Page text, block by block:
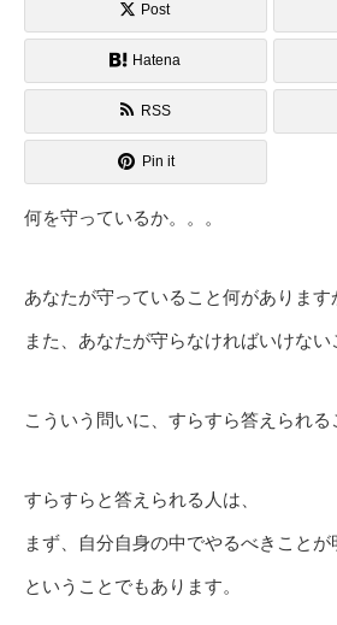
Post
Hatena
RSS
Pin it
何を守っているか。。。
あなたが守っていること何があります
また、あなたが守らなければいけない
こういう問いに、すらすら答えられる
すらすらと答えられる人は、
まず、自分自身の中でやるべきことが
ということでもあります。